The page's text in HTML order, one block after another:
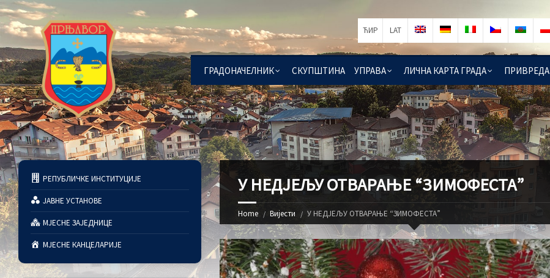
ГРАДОНАЧЕЛНИК СКУПШТИНА УПРАВА ЛИЧНА КАРТА ГРАДА ПРИВРЕДА
ЋИР LAT
У НЕДЈЕЉУ ОТВАРАЊЕ “ЗИМОФЕСТА”
Home Вијести У НЕДЈЕЉУ ОТВАРАЊЕ “ЗИМОФЕСТА”
РЕПУБЛИЧКЕ ИНСТИТУЦИЈЕ
ЈАВНЕ УСТАНОВЕ
МЈЕСНЕ ЗАЈЕДНИЦЕ
МЈЕСНЕ КАНЦЕЛАРИЈЕ